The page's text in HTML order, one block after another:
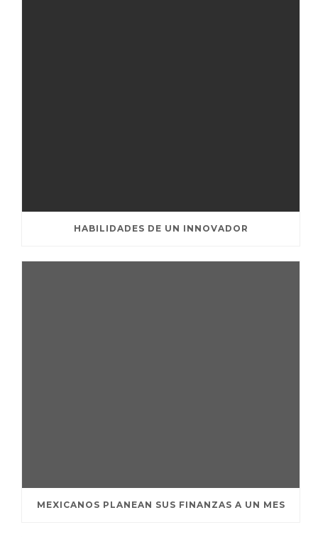
HABILIDADES DE UN INNOVADOR
MEXICANOS PLANEAN SUS FINANZAS A UN MES